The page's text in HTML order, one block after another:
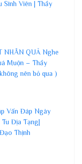
Sinh Viên | Thầy
NHÂN QUẢ Nghe
Muộn – Thầy
nên bỏ qua )
Vấn Đáp Ngày
Địa Tạng|
Thịnh